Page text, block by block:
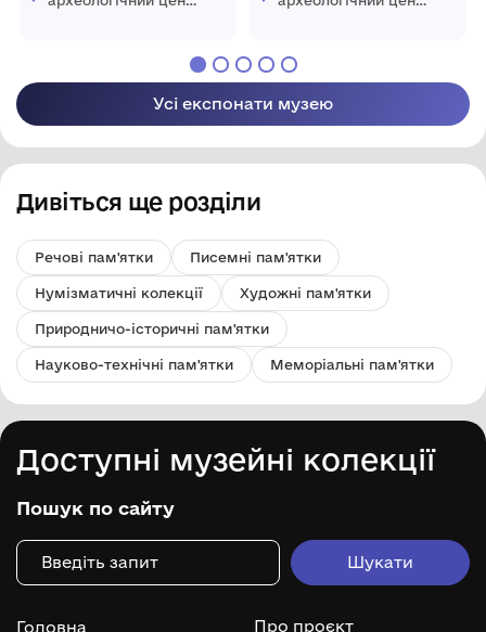
Усі експонати музею
Дивіться ще розділи
Речові пам'ятки Писемні пам'ятки
Нумізматичні колекції Художні пам'ятки
Природничо-історичні пам'ятки
Науково-технічні пам'ятки Меморіальні пам'ятки
Доступні музейні колекції
Пошук по сайту
Головна
Про проєкт